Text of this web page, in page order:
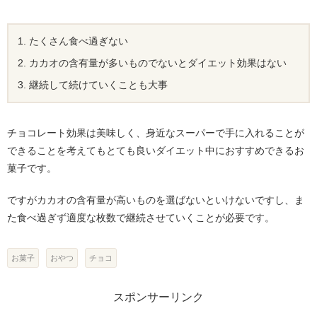
たくさん食べ過ぎない
カカオの含有量が多いものでないとダイエット効果はない
継続して続けていくことも大事
チョコレート効果は美味しく、身近なスーパーで手に入れることが
できることを考えてもとても良いダイエット中におすすめできるお
菓子です。
ですがカカオの含有量が高いものを選ばないといけないですし、ま
た食べ過ぎず適度な枚数で継続させていくことが必要です。
お菓子 おやつ チョコ
スポンサーリンク